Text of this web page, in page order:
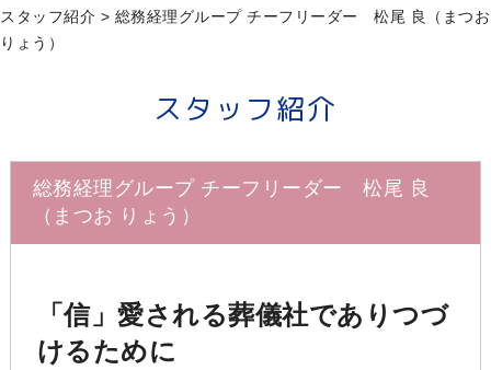
スタッフ紹介 > 総務経理グループ チーフリーダー 松尾 良（まつお
りょう）
スタッフ紹介
総務経理グループ チーフリーダー 松尾 良
（まつお りょう）
「信」愛される葬儀社でありつづ
けるために